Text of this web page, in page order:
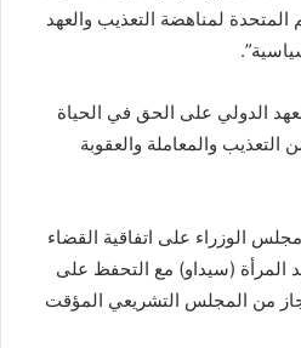
المتحدة لمناهضة التعذيب والعهد
الدولي على الحق في الحياة
التعذيب والمعاملة والعقوبة
2021، صادق مجلس الوزراء على اتفاقية القضاء
المرأة (سيداو) مع التحفظ على
من المجلس التشريعي المؤقت